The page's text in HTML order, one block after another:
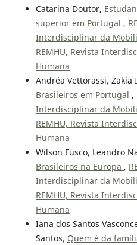
Catarina Doutor,
superior em Portugal ,
Interdisciplinar da
REMHU, Revista
Humana
Andréa Vettorassi, Zakia
Brasileiros em Portugal ,
Interdisciplinar da
REMHU, Revista
Humana
Wilson Fusco, Leandro
Brasileiros na Europa ,
Interdisciplinar da
REMHU, Revista
Humana
Iana dos Santos
Santos, Quem é da